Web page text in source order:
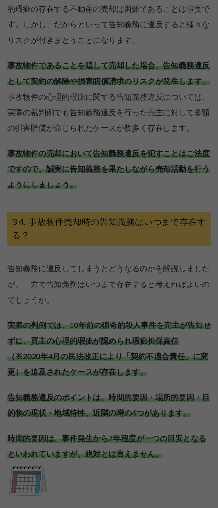
的瑕疵の存在する不動産の売却は困難であることは事実で
す。しかし、だからといって告知義務に違反すると様々な
リスクが付きまとうことになります。
事故物件であることを隠して売却した場合、告知義務違反
として契約の解除や損害賠償請求のリスクが発生します。
事故物件の心理的瑕疵に関する告知義務違反については、
実際の裁判例でも告知義務違反を行った売主に対して多額
の損害賠償が命じられたケースが数多く存在します。
事故物件の売却において告知義務違反を犯すことはご法度
ですので、誠実に告知義務を果たしながら売却活動を行う
ようにしましょう。
事故物件売却時の告知義務はいつまで存在す
る？
告知義務に違反してしまうとどうなるのかを解説しました
が、一方で告知義務はいつまで存在すると考えればよいの
でしょうか。
実際の判例では、50年前の猟奇的殺人事件を売主が告知せ
ずに、買主の心理的瑕疵が認められ瑕疵担保責任
（※2020年4月の民法改正により「契約不適合責任」に変
更）を追及されたケースが存在します。
告知義務違反のポイントは、時間的要因・場所的要因・目
的物の現状・地域特性、近隣の噂の4つがあります。
時間的要因は、事件発生から7年程度が一つの目安となる
といわれていますが、絶対とは言えません。